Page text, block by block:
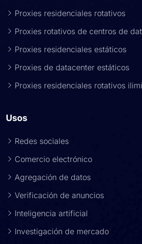
Proxies residenciales rotativos
Proxies rotativos de centros de
Proxies residenciales estáticos
Proxies de datacenter estáticos
Proxies residenciales rotativos
Usos
Redes sociales
Comercio electrónico
Agregación de datos
Verificación de anuncios
Inteligencia artificial
Investigación de mercado